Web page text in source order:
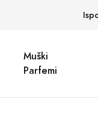
Muški
Parfemi